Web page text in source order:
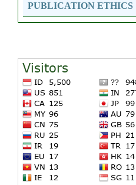
PUBLICATION ETHICS